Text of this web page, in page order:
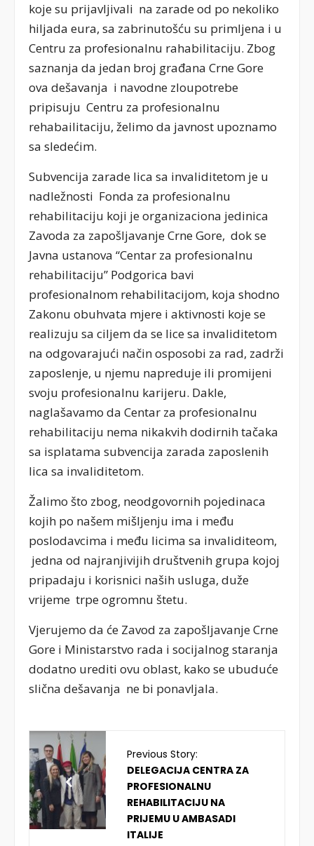
koje su prijavljivali na zarade od po nekoliko
hiljada eura, sa zabrinutošću su primljena i u
Centru za profesionalnu rahabilitaciju. Zbog
saznanja da jedan broj građana Crne Gore
ova dešavanja i navodne zloupotrebe
pripisuju Centru za profesionalnu
rehabailitaciju, želimo da javnost upoznamo
sa sledećim.
Subvencija zarade lica sa invaliditetom je u
nadležnosti Fonda za profesionalnu
rehabilitaciju koji je organizaciona jedinica
Zavoda za zapošljavanje Crne Gore, dok se
Javna ustanova “Centar za profesionalnu
rehabilitaciju” Podgorica bavi
profesionalnom rehabilitacijom, koja shodno
Zakonu obuhvata mjere i aktivnosti koje se
realizuju sa ciljem da se lice sa invaliditetom
na odgovarajući način osposobi za rad, zadrži
zaposlenje, u njemu napreduje ili promijeni
svoju profesionalnu karijeru. Dakle,
naglašavamo da Centar za profesionalnu
rehabilitaciju nema nikakvih dodirnih tačaka
sa isplatama subvencija zarada zaposlenih
lica sa invaliditetom.
Žalimo što zbog, neodgovornih pojedinaca
kojih po našem mišljenju ima i među
poslodavcima i među licima sa invaliditeom,
jedna od najranjivijih društvenih grupa kojoj
pripadaju i korisnici naših usluga, duže
vrijeme trpe ogromnu štetu.
Vjerujemo da će Zavod za zapošljavanje Crne
Gore i Ministarstvo rada i socijalnog staranja
dodatno urediti ovu oblast, kako se ubuduće
slična dešavanja ne bi ponavljala.
Previous Story:
DELEGACIJA CENTRA ZA
PROFESIONALNU
REHABILITACIJU NA
PRIJEMU U AMBASADI
ITALIJE